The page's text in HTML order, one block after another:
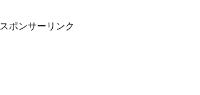
スポンサーリンク